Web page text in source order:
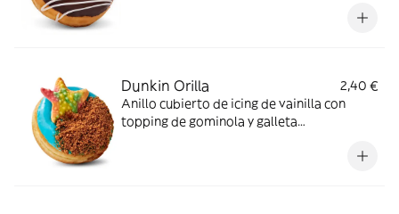
Dunkin Orilla
2,40 €
Anillo cubierto de icing de vainilla con
topping de gominola y galleta